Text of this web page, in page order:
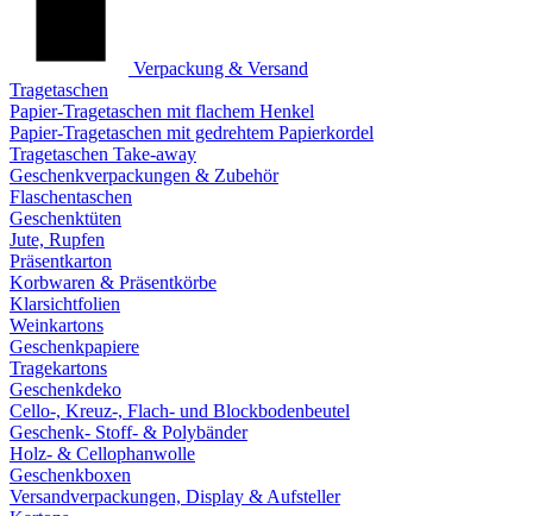
Verpackung & Versand
Tragetaschen
Papier-Tragetaschen mit flachem Henkel
Papier-Tragetaschen mit gedrehtem Papierkordel
Tragetaschen Take-away
Geschenkverpackungen & Zubehör
Flaschentaschen
Geschenktüten
Jute, Rupfen
Präsentkarton
Korbwaren & Präsentkörbe
Klarsichtfolien
Weinkartons
Geschenkpapiere
Tragekartons
Geschenkdeko
Cello-, Kreuz-, Flach- und Blockbodenbeutel
Geschenk- Stoff- & Polybänder
Holz- & Cellophanwolle
Geschenkboxen
Versandverpackungen, Display & Aufsteller